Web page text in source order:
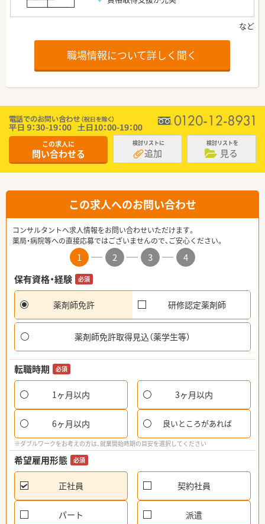
職場情報について詳しく聞く
この求人に
問い合わせる
検討リストに
追加
検討リストを
見る
この求人へのお問い合わせ
コンサルタントへ求人情報をお問い合わせいただけます。
薬局・病院等への直接応募ではございませんので、ご安心ください。
1 2 3
4
保有資格・経験
必須
薬剤師免許 研修認定薬剤師
薬剤師免許取得見込（薬学生等）
転職時期 必須
1ヶ月以内 3ヶ月以内
6ヶ月以内 良いところがあれば
※ダブルワークをお考えの方は、就業開始時期の目安を選択してください
希望雇用形態 必須
正社員 契約社員
パート 派遣